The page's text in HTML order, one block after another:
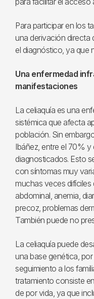
Para participar en los
una derivación directa
el diagnóstico, ya que
Una enfermedad
manifestaciones
La celiaquía es una
sistémica que afecta
población. Sin
Ibáñez, entre el 70%
diagnosticados. Esto
con síntomas muy
muchas veces difíciles
abdominal, anemia,
precoz, problemas
También puede no
La celiaquía puede
una base genética,
seguimiento a los
tratamiento consiste
de por vida, ya que